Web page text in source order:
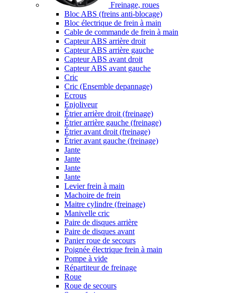
Freinage, roues
Bloc ABS (freins anti-blocage)
Bloc électrique de frein à main
Cable de commande de frein à main
Capteur ABS arrière droit
Capteur ABS arrière gauche
Capteur ABS avant droit
Capteur ABS avant gauche
Cric
Cric (Ensemble depannage)
Ecrous
Enjoliveur
Étrier arrière droit (freinage)
Étrier arrière gauche (freinage)
Étrier avant droit (freinage)
Étrier avant gauche (freinage)
Jante
Jante
Jante
Jante
Levier frein à main
Machoire de frein
Maitre cylindre (freinage)
Manivelle cric
Paire de disques arrière
Paire de disques avant
Panier roue de secours
Poignée électrique frein à main
Pompe à vide
Répartiteur de freinage
Roue
Roue de secours